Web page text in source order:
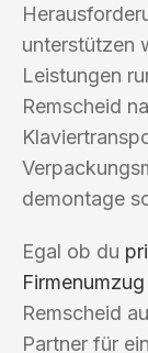
unterstützen
Leistungen
Remscheid
demontage
Egal ob du
Firmenumzug
Remscheid
Partner für